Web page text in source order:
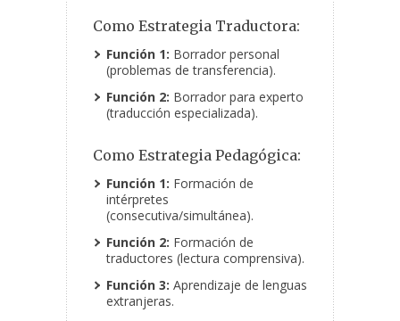
Como Estrategia Traductora:
Función 1: Borrador personal
(problemas de transferencia).
Función 2: Borrador para experto
(traducción especializada).
Como Estrategia Pedagógica:
Función 1: Formación de
intérpretes
(consecutiva/simultánea).
Función 2: Formación de
traductores (lectura comprensiva).
Función 3: Aprendizaje de lenguas
extranjeras.